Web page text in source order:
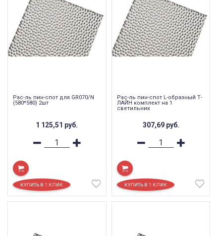
Рас-ль пин-спот для GR070/N
(580*580) 2шт
1 125,51 руб.
Рас-ль пин-спот L-образный Т-
ЛАЙН комплект на 1
светильник
307,69 руб.